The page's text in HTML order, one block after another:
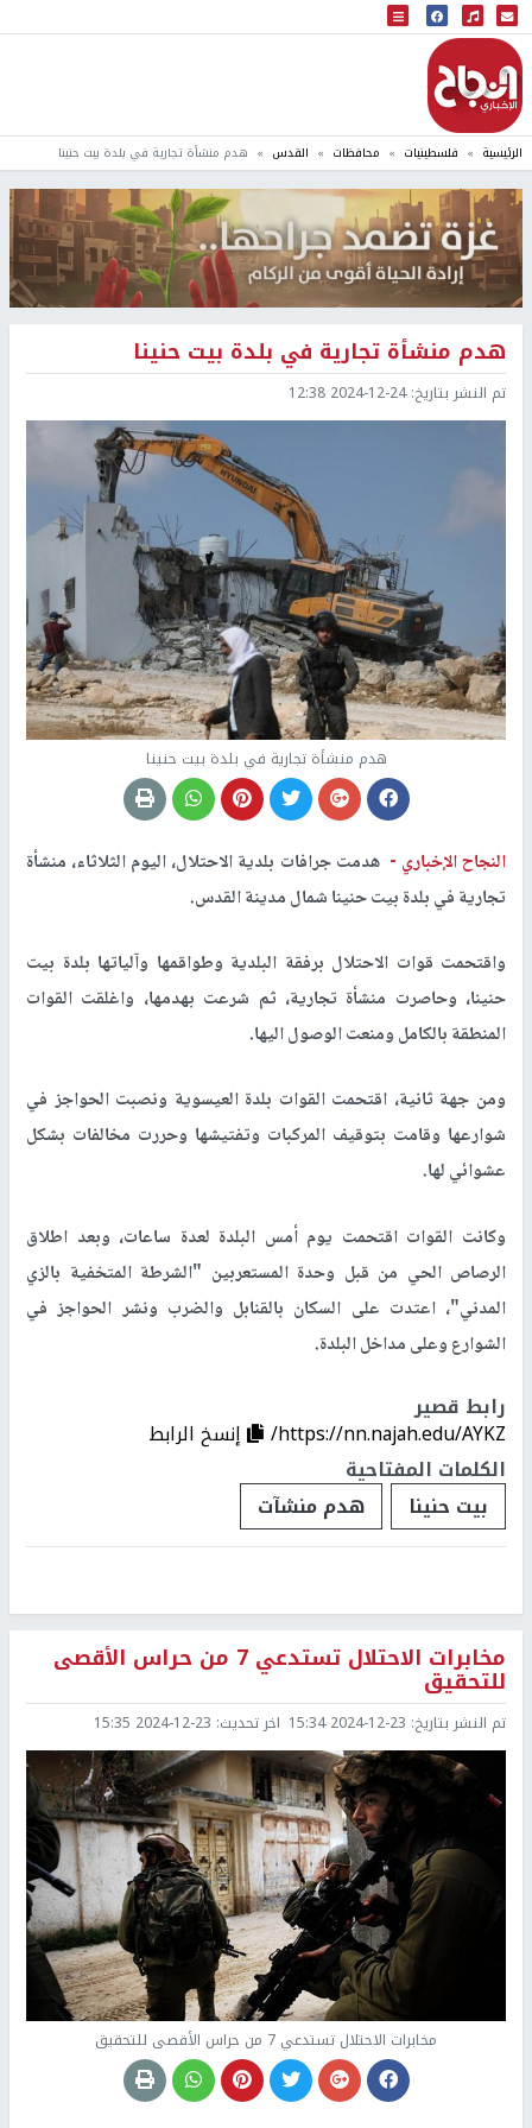
البث المباشر
إذاعة النجاح
الرئيسية فلسطينيات محافظات القدس هدم منشأة تجارية في بلدة بيت حنينا
هدم منشأة تجارية في بلدة بيت حنينا
تم النشر بتاريخ:2024-12-24 12:38
هدم منشأة تجارية في بلدة بيت حنينا
النجاح الإخباري - هدمت جرافات بلدية الاحتلال، اليوم الثلاثاء، منشأة
تجارية في بلدة بيت حنينا شمال مدينة القدس.
واقتحمت قوات الاحتلال برفقة البلدية وطواقمها وآلياتها بلدة بيت
حنينا، وحاصرت منشأة تجارية، ثم شرعت بهدمها، واغلقت القوات
المنطقة بالكامل ومنعت الوصول اليها.
ومن جهة ثانية، اقتحمت القوات بلدة العيسوية ونصبت الحواجز في
شوارعها وقامت بتوقيف المركبات وتفتيشها وحررت مخالفات بشكل
عشوائي لها.
وكانت القوات اقتحمت يوم أمس البلدة لعدة ساعات، وبعد اطلاق
الرصاص الحي من قبل وحدة المستعربين "الشرطة المتخفية بالزي
المدني"، اعتدت على السكان بالقنابل والضرب ونشر الحواجز في
الشوارع وعلى مداخل البلدة.
رابط قصير
https://nn.najah.edu/AYKZ/
إنسخ الرابط
الكلمات المفتاحية
بيت حنينا
هدم منشآت
مخابرات الاحتلال تستدعي 7 من حراس الأقصى
للتحقيق
تم النشر بتاريخ: 2024-12-23 15:34 اخر تحديث: 2024-12-23 15:35
مخابرات الاحتلال تستدعي 7 من حراس الأقصى للتحقيق